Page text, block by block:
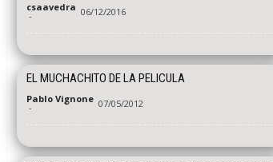
csaavedra
- 06/12/2016
EL MUCHACHITO DE LA PELICULA
Pablo Vignone
- 07/05/2012